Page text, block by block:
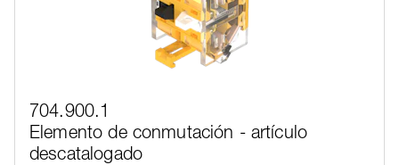
704.900.1
Elemento de conmutación - artículo
descatalogado